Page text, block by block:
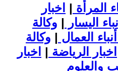
المرأة | اخبار
اليسار | وكالة
العمال | وكالة
اخبار الرياضة | اخبار